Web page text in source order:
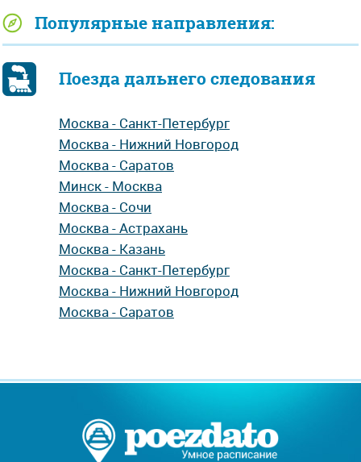
Популярные направления:
Поезда дальнего следования
Москва - Санкт-Петербург
Москва - Нижний Новгород
Москва - Саратов
Минск - Москва
Москва - Сочи
Москва - Астрахань
Москва - Казань
Москва - Санкт-Петербург
Москва - Нижний Новгород
Москва - Саратов